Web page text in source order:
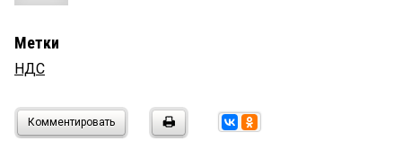
Метки
НДС
Комментировать